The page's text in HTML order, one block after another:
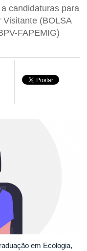
candidaturas para
Visitante (BOLSA
FAPEMIG)
em Ecologia,